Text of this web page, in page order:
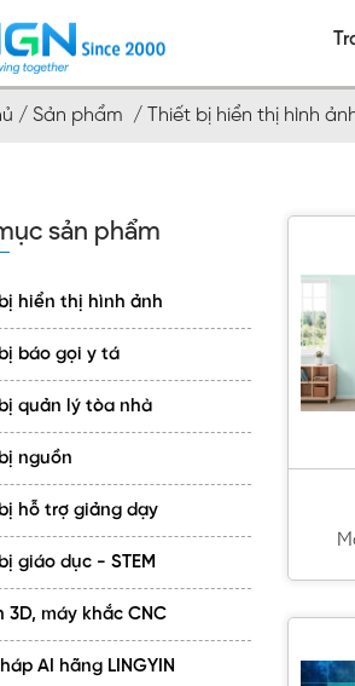
/ Sản phẩm / Thiết bị hiển thị hình
sản phẩm
hiển thị hình ảnh
báo gọi y tá
quản lý tòa nhà
nguồn
hỗ trợ giảng dạy
giáo dục - STEM
3D, máy khắc CNC
AI hãng LINGYIN